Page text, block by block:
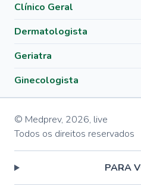
Clínico Geral
Dermatologista
Geriatra
Ginecologista
© Medprev, 2026, live
Todos os direitos reservados
PARA